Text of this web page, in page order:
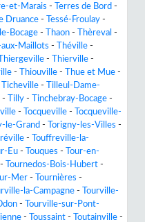
et-Marais - Terres de Bord -
Druance - Tessé-Froulay -
Bocage - Thaon - Thèreval -
aux-Maillots - Théville -
Thiergeville - Thierville -
- Thiouville - Thue et Mue -
Ticheville -
Tilleul-Dame-
- Tilly - Tinchebray-Bocage -
- Tocqueville -
Tocqueville-
le-Grand - Torigny-les-Villes -
-
Touffreville-la-
Eu - Touques -
Tour-en-
- Tournedos-Bois-Hubert -
Mer - Tournières -
la-Campagne -
Tourville-
-
Tourville-sur-Pont-
- Toussaint - Toutainville -